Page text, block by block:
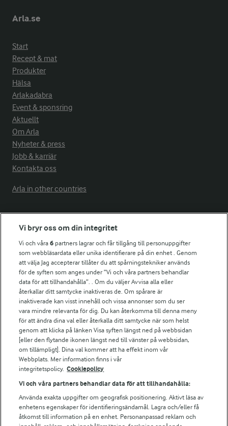
Arla.se
Start
Recept & mat
Produkter
Hälsa
Arlakadabra
Event & sponsring
Aktuellt
Om Arla
Nyheter & press
Jobb & karriär
Kontakta oss
Arla in other countries
Fler Arlasajter
För ägare
Arlas kundportal
Arla.com
Falbygdens Ost
Arla webbshop
Bildbank
Följ oss
Vi bryr oss om din integritet
Vi och våra6 partners lagrar och får tillgång till personuppgifter
som webbläsardata eller unika identifierare på din enhet . Genom
att välja Jag accepterar tillåter du att spårningstekniker används
för de syften som anges under ”Vi och våra partners behandlar
data för att tillhandahålla”. . Om du väljer Avvisa alla eller
återkallar ditt samtycke inaktiveras de. Om spårare är
inaktiverade kan visst innehåll och vissa annonser som du ser
vara mindre relevanta för dig. Du kan återkomma till denna meny
för att ändra dina val eller återkalla ditt samtycke när som helst
genom att klicka på länken Visa syften längst ned på webbsidan
[eller den flytande ikonen längst ned till vänster på webbsidan,
om tillämpligt]. Dina val kommer att ha effekt inom vår
Webbplats. Mer information finns i vår
integritetspolicy. Cookiepolicy
Vi och våra partners behandlar data för att tillhandahålla:
Använda exakta uppgifter om geografisk positionering. Aktivt läsa av
enhetens egenskaper för identifieringsändamål. Lagra och/eller få
åtkomst till information på en enhet. Personanpassad reklam och